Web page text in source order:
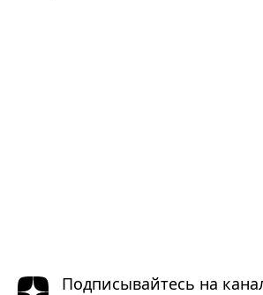
Подписывайтесь на